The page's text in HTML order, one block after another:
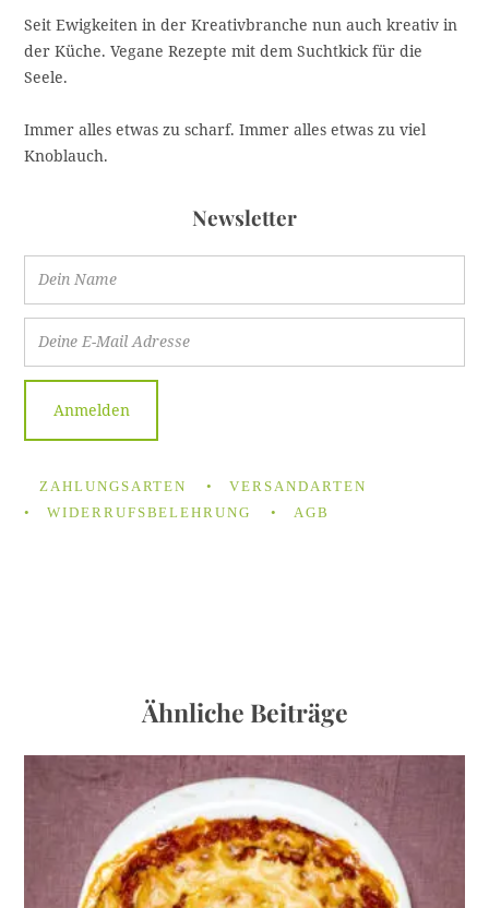
Seit Ewigkeiten in der Kreativbranche nun auch kreativ in
der Küche. Vegane Rezepte mit dem Suchtkick für die
Seele.
Immer alles etwas zu scharf. Immer alles etwas zu viel
Knoblauch.
Newsletter
ZAHLUNGSARTEN
VERSANDARTEN
WIDERRUFSBELEHRUNG
AGB
Ähnliche Beiträge